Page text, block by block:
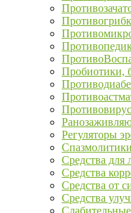
Пробиотики,
Регуляторы
Спазмолитики
Средства для
Средства
Средства от
Средства